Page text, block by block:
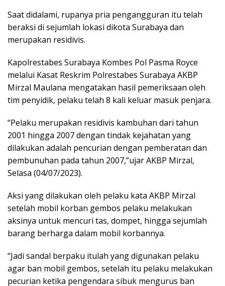
Saat didalami, rupanya pria pengangguran itu telah
beraksi di sejumlah lokasi dikota Surabaya dan
merupakan residivis.
Kapolrestabes Surabaya Kombes Pol Pasma Royce
melalui Kasat Reskrim Polrestabes Surabaya AKBP
Mirzal Maulana mengatakan hasil pemeriksaan oleh
tim penyidik, pelaku telah 8 kali keluar masuk penjara.
“Pelaku merupakan residivis kambuhan dari tahun
2001 hingga 2007 dengan tindak kejahatan yang
dilakukan adalah pencurian dengan pemberatan dan
pembunuhan pada tahun 2007,”ujar AKBP Mirzal,
Selasa (04/07/2023).
Aksi yang dilakukan oleh pelaku kata AKBP Mirzal
setelah mobil korban gembos pelaku melakukan
aksinya untuk mencuri tas, dompet, hingga sejumlah
barang berharga dalam mobil korbannya.
“Jadi sandal berpaku itulah yang digunakan pelaku
agar ban mobil gembos, setelah itu pelaku melakukan
pecurian ketika pengendara sibuk mengurus ban